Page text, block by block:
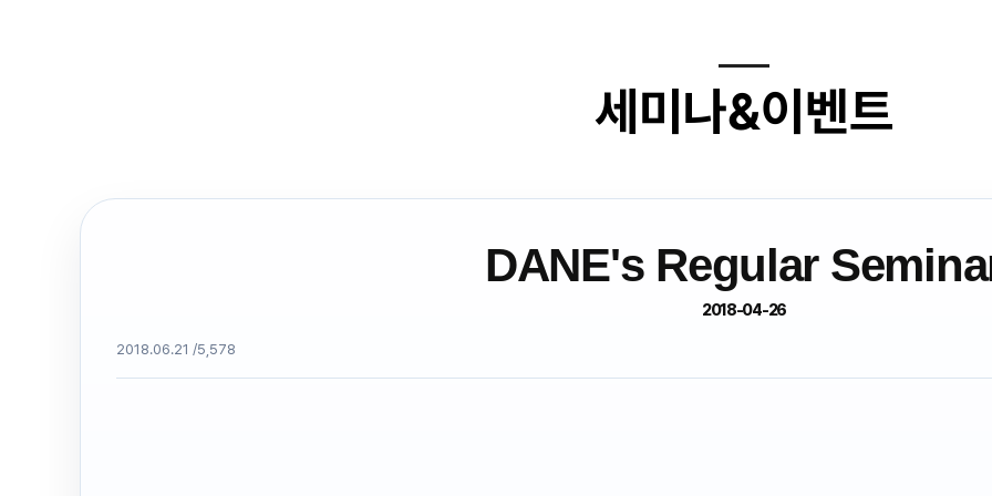
세미나&이벤트
DANE's Regular
2018-04-26
2018.06.21 /5,578